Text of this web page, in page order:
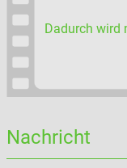
Dadurch wird
Nachricht